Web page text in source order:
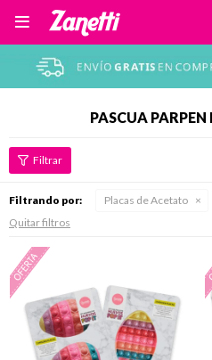

PASCUA
Filtrando por: Placas de Acetato
Quitar filtros